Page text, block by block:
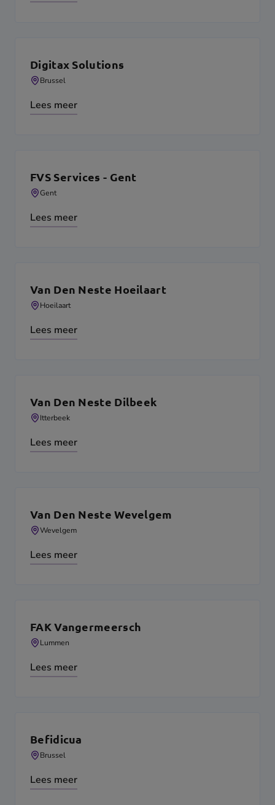
Digitax Solutions
Brussel
Lees meer
FVS Services - Gent
Gent
Lees meer
Van Den Neste Hoeilaart
Hoeilaart
Lees meer
Van Den Neste Dilbeek
Itterbeek
Lees meer
Van Den Neste Wevelgem
Wevelgem
Lees meer
FAK Vangermeersch
Lummen
Lees meer
Befidicua
Brussel
Lees meer